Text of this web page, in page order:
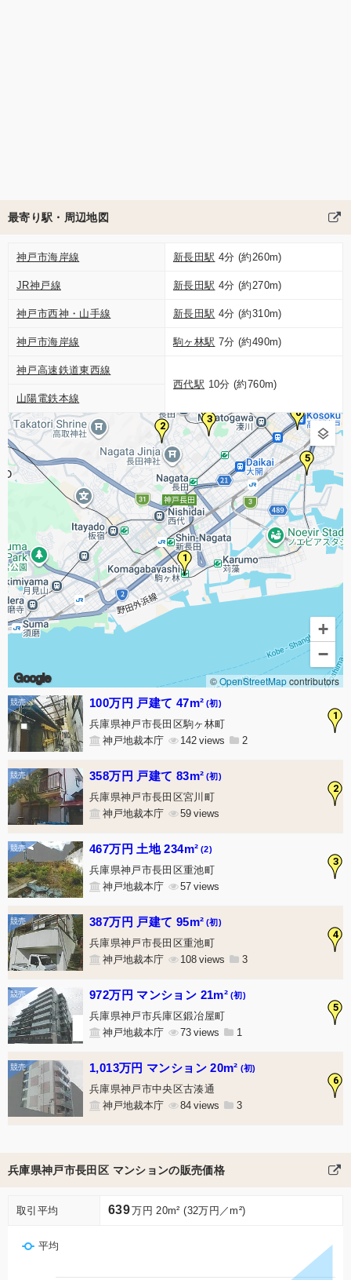
最寄り駅・周辺地図
神戸市海岸線 新長田駅 4分 (約260m)
JR神戸線 新長田駅 4分 (約270m)
神戸市西神・山手線 新長田駅 4分 (約310m)
神戸市海岸線 駒ヶ林駅 7分 (約490m)
神戸高速鉄道東西線
西代駅 10分 (約760m)
山陽電鉄本線
1
2
3
5
6
Google
+
−
©OpenStreetMapcontributors
1
100万円 戸建て 47m² (初)
兵庫県神戸市長田区駒ヶ林町
神戸地裁本庁
142 2
2
358万円 戸建て 83m² (初)
兵庫県神戸市長田区宮川町
神戸地裁本庁
59
3
467万円 土地 234m² (2)
兵庫県神戸市長田区重池町
神戸地裁本庁
57
4
387万円 戸建て 95m² (初)
兵庫県神戸市長田区重池町
神戸地裁本庁
108 3
5
972万円 マンション 21m² (初)
兵庫県神戸市兵庫区鍛冶屋町
神戸地裁本庁
73 1
6
1,013万円 マンション 20m² (初)
兵庫県神戸市中央区古湊通
神戸地裁本庁
84 3
兵庫県神戸市長田区 マンションの販売価格
取引平均 639万円 20m² (32万円／m²)
平均